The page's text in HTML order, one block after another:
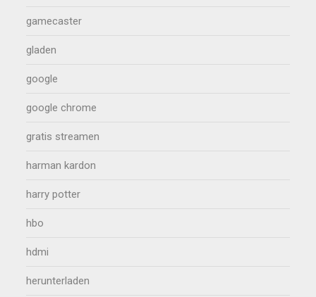
gamecaster
gladen
google
google chrome
gratis streamen
harman kardon
harry potter
hbo
hdmi
herunterladen